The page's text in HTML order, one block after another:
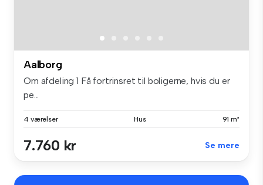
Aalborg
Om afdeling 1 Få fortrinsret til boligerne, hvis du er
pe...
4 værelser Hus 91 m²
7.760 kr Se mere